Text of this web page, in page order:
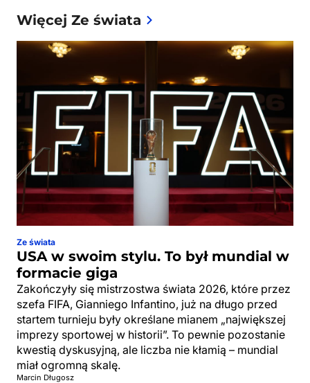
Więcej Ze świata
Ze świata
USA w swoim stylu. To był mundial w
formacie giga
Zakończyły się mistrzostwa świata 2026, które przez
szefa FIFA, Gianniego Infantino, już na długo przed
startem turnieju były określane mianem „największej
imprezy sportowej w historii”. To pewnie pozostanie
kwestią dyskusyjną, ale liczba nie kłamią – mundial
miał ogromną skalę.
Marcin Długosz